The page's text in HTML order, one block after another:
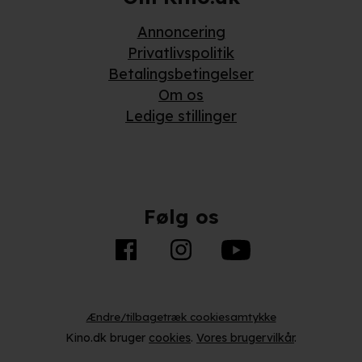
Annoncering
Privatlivspolitik
Betalingsbetingelser
Om os
Ledige stillinger
Følg os
Ændre/tilbagetræk cookiesamtykke
Kino.dk bruger cookies. Vores brugervilkår.